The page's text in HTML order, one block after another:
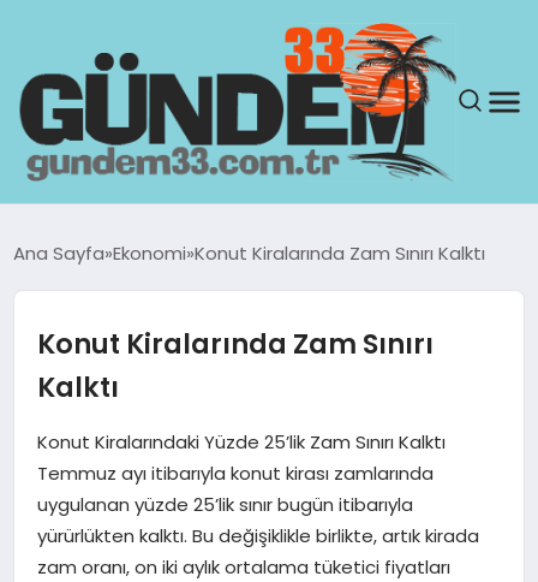
GÜNDEM
YAŞAM
TEKNOLOJI
EKONOMI
Ana Sayfa Ekonomi Konut Kiralarında Zam Sınırı Kalktı
Konut Kiralarında Zam Sınırı
Kalktı
Konut Kiralarındaki Yüzde 25’lik Zam Sınırı Kalktı
Temmuz ayı itibarıyla konut kirası zamlarında
uygulanan yüzde 25’lik sınır bugün itibarıyla
yürürlükten kalktı. Bu değişiklikle birlikte, artık kirada
zam oranı, on iki aylık ortalama tüketici fiyatları